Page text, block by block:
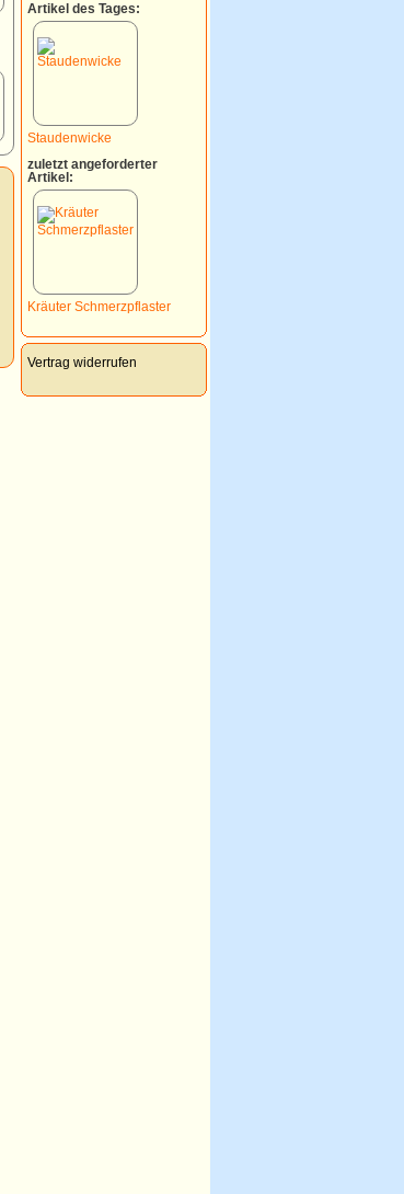
Artikel des Tages:
Staudenwicke
zuletzt angeforderter
Artikel:
Kräuter Schmerzpflaster
Vertrag widerrufen